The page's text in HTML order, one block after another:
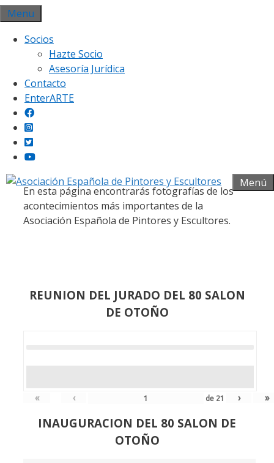
Saltar
al
contenido
Menu
Socios
Hazte Socio
Asesoría Jurídica
Contacto
EnterARTE
Menú
Galería fotográfica
En esta página encontrarás fotografías de los
acontecimientos más importantes de la
Asociación Española de Pintores y Escultores.
REUNION DEL JURADO DEL 80 SALON
DE OTOÑO
« ‹ de 21 › »
INAUGURACION DEL 80 SALON DE
OTOÑO